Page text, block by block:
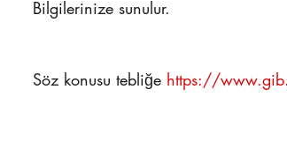
Bilgilerinize sunulur.
Söz konusu tebliğe https://